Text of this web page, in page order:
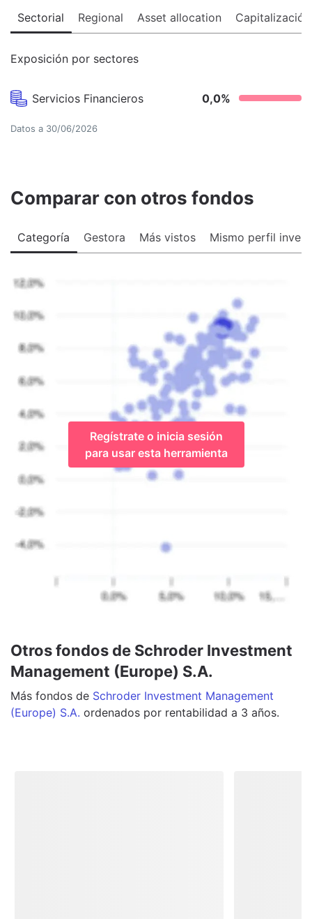
Sectorial Regional Asset allocation Capitalización
Exposición por sectores
Servicios Financieros 0,0%
Datos a 30/06/2026
Comparar con otros fondos
Categoría Gestora Más vistos Mismo perfil
Regístrate o inicia sesión
para usar esta herramienta
Otros fondos de Schroder Investment
Management (Europe) S.A.
Más fondos de Schroder Investment Management
(Europe) S.A. ordenados por rentabilidad a 3 años.